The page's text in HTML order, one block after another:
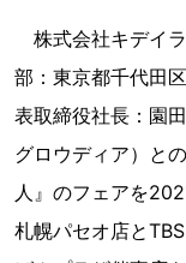
株式会社キデイ
部：東京都千代田
表取締役社長：園
グロウディア）と
人』のフェアを
札幌パセオ店と